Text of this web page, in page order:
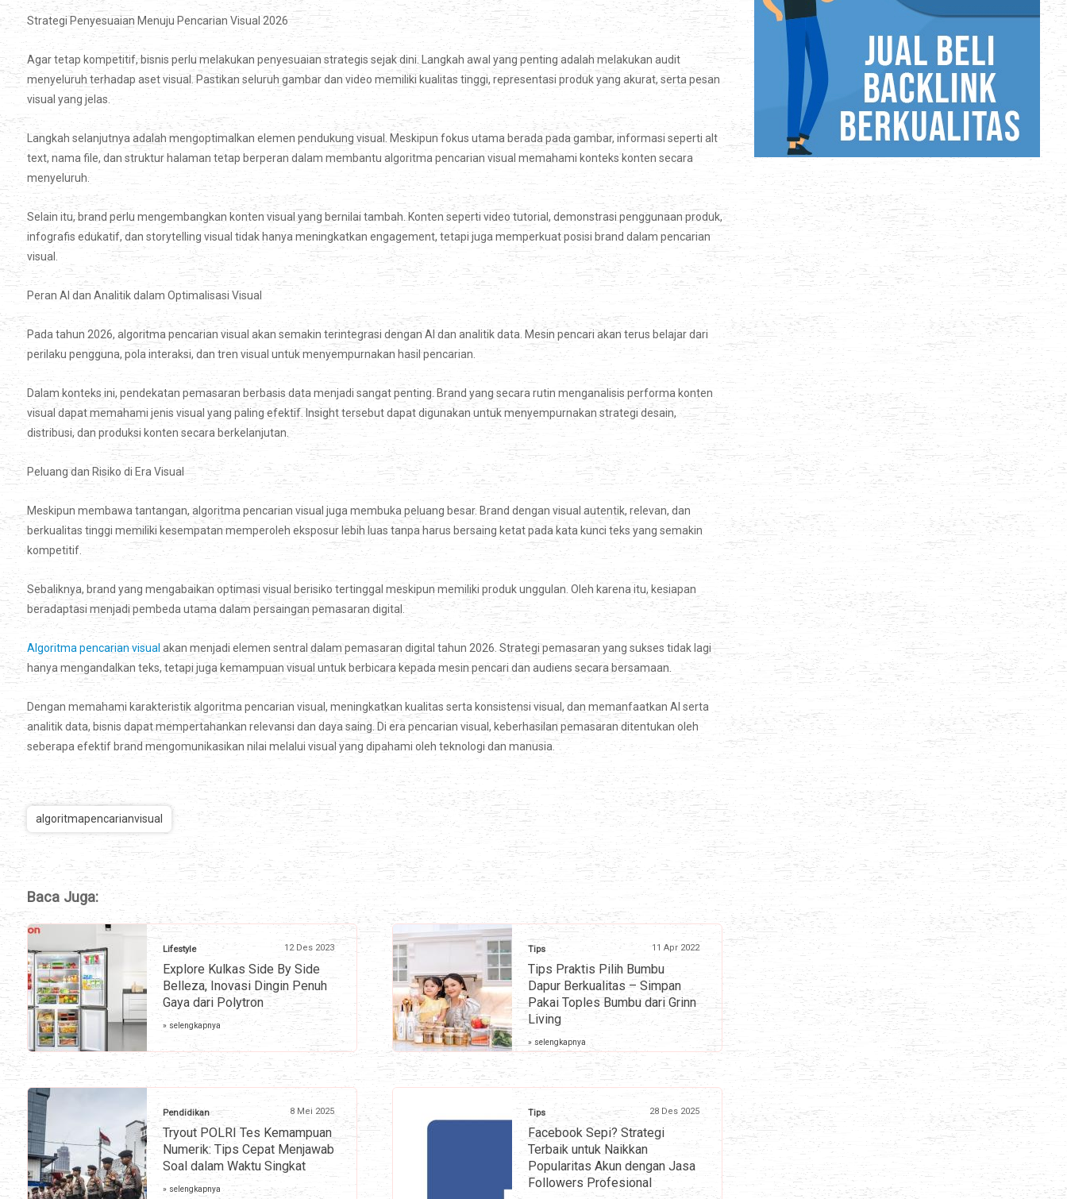
Strategi Penyesuaian Menuju Pencarian Visual 2026
Agar tetap kompetitif, bisnis perlu melakukan penyesuaian strategis sejak dini. Langkah awal yang penting adalah melakukan audit
menyeluruh terhadap aset visual. Pastikan seluruh gambar dan video memiliki kualitas tinggi, representasi produk yang akurat, serta pesan
visual yang jelas.
Langkah selanjutnya adalah mengoptimalkan elemen pendukung visual. Meskipun fokus utama berada pada gambar, informasi seperti alt
text, nama file, dan struktur halaman tetap berperan dalam membantu algoritma pencarian visual memahami konteks konten secara
menyeluruh.
Selain itu, brand perlu mengembangkan konten visual yang bernilai tambah. Konten seperti video tutorial, demonstrasi penggunaan produk,
infografis edukatif, dan storytelling visual tidak hanya meningkatkan engagement, tetapi juga memperkuat posisi brand dalam pencarian
visual.
Peran AI dan Analitik dalam Optimalisasi Visual
Pada tahun 2026, algoritma pencarian visual akan semakin terintegrasi dengan AI dan analitik data. Mesin pencari akan terus belajar dari
perilaku pengguna, pola interaksi, dan tren visual untuk menyempurnakan hasil pencarian.
Dalam konteks ini, pendekatan pemasaran berbasis data menjadi sangat penting. Brand yang secara rutin menganalisis performa konten
visual dapat memahami jenis visual yang paling efektif. Insight tersebut dapat digunakan untuk menyempurnakan strategi desain,
distribusi, dan produksi konten secara berkelanjutan.
Peluang dan Risiko di Era Visual
Meskipun membawa tantangan, algoritma pencarian visual juga membuka peluang besar. Brand dengan visual autentik, relevan, dan
berkualitas tinggi memiliki kesempatan memperoleh eksposur lebih luas tanpa harus bersaing ketat pada kata kunci teks yang semakin
kompetitif.
Sebaliknya, brand yang mengabaikan optimasi visual berisiko tertinggal meskipun memiliki produk unggulan. Oleh karena itu, kesiapan
beradaptasi menjadi pembeda utama dalam persaingan pemasaran digital.
Algoritma pencarian visual akan menjadi elemen sentral dalam pemasaran digital tahun 2026. Strategi pemasaran yang sukses tidak lagi
hanya mengandalkan teks, tetapi juga kemampuan visual untuk berbicara kepada mesin pencari dan audiens secara bersamaan.
Dengan memahami karakteristik algoritma pencarian visual, meningkatkan kualitas serta konsistensi visual, dan memanfaatkan AI serta
analitik data, bisnis dapat mempertahankan relevansi dan daya saing. Di era pencarian visual, keberhasilan pemasaran ditentukan oleh
seberapa efektif brand mengomunikasikan nilai melalui visual yang dipahami oleh teknologi dan manusia.
algoritmapencarianvisual
Baca Juga:
Lifestyle 12 Des 2023
Explore Kulkas Side By Side
Belleza, Inovasi Dingin Penuh
Gaya dari Polytron
» selengkapnya
Tips 11 Apr 2022
Tips Praktis Pilih Bumbu
Dapur Berkualitas – Simpan
Pakai Toples Bumbu dari Grinn
Living
» selengkapnya
Pendidikan 8 Mei 2025
Tryout POLRI Tes Kemampuan
Numerik: Tips Cepat Menjawab
Soal dalam Waktu Singkat
» selengkapnya
Tips 28 Des 2025
Facebook Sepi? Strategi
Terbaik untuk Naikkan
Popularitas Akun dengan Jasa
Followers Profesional